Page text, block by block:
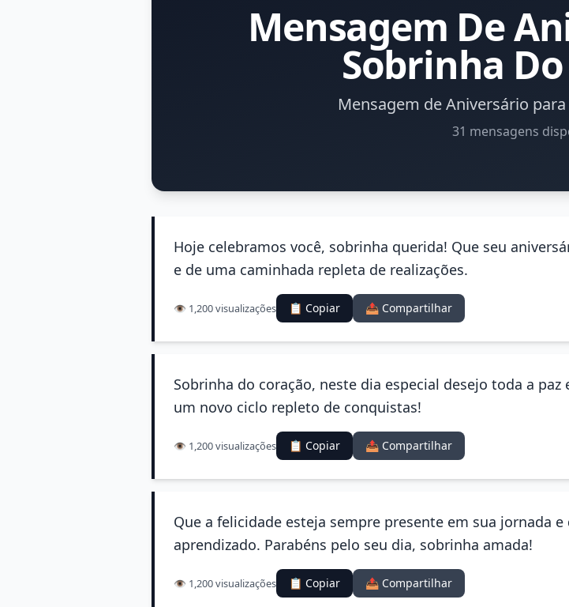
Mensagem De
Sobrinha
Mensagem de Aniversário
31 mensagens
Hoje celebramos você, sobrinha querida! Que seu
e de uma caminhada repleta de realizações.
👁️ 1,200 visualizações 📋 Copiar 📤 Compartilhar
Sobrinha do coração, neste dia especial desejo toda a
um novo ciclo repleto de conquistas!
👁️ 1,200 visualizações 📋 Copiar 📤 Compartilhar
Que a felicidade esteja sempre presente em sua jornada
aprendizado. Parabéns pelo seu dia, sobrinha amada!
👁️ 1,200 visualizações 📋 Copiar 📤 Compartilhar